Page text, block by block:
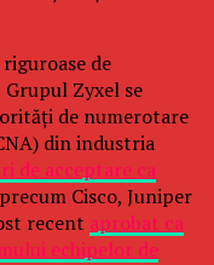
de
Zyxel se
de numerotare
din industria
de acceptare ca
Cisco, Juniper
recent aprobat ca
echipelor de